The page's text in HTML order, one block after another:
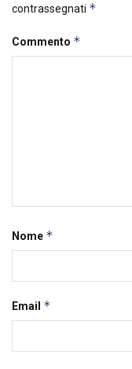
contrassegnati *
Commento *
Nome *
Email *